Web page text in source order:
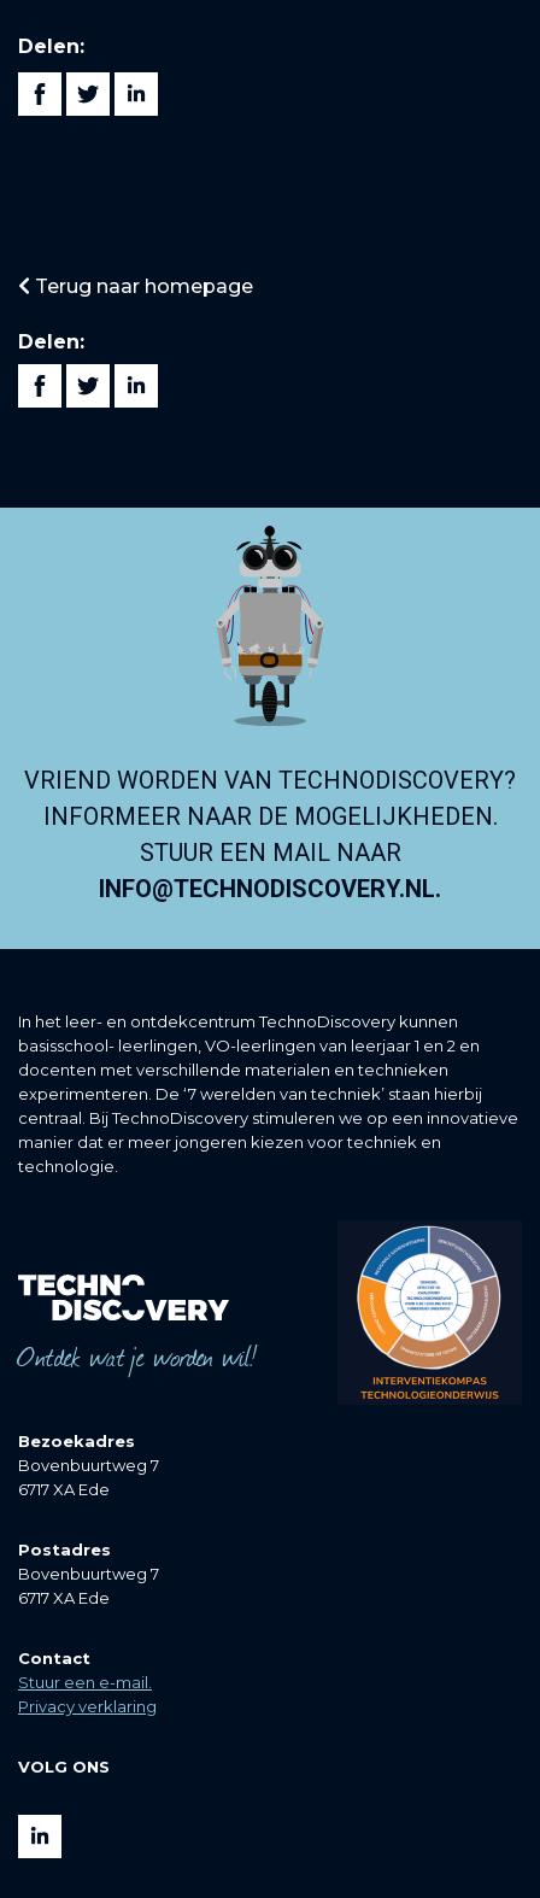
Delen:
Terug naar homepage
Delen:
VRIEND WORDEN VAN TECHNODISCOVERY?
INFORMEER NAAR DE MOGELIJKHEDEN.
STUUR EEN MAIL NAAR
INFO@TECHNODISCOVERY.NL.
In het leer- en ontdekcentrum TechnoDiscovery kunnen
basisschool- leerlingen, VO-leerlingen van leerjaar 1 en 2 en
docenten met verschillende materialen en technieken
experimenteren. De ‘7 werelden van techniek’ staan hierbij
centraal. Bij TechnoDiscovery stimuleren we op een innovatieve
manier dat er meer jongeren kiezen voor techniek en
technologie.
Ontdek wat je worden wil!
Bezoekadres
Bovenbuurtweg 7
6717 XA Ede
Postadres
Bovenbuurtweg 7
6717 XA Ede
Contact
Stuur een e-mail.
Privacy verklaring
VOLG ONS